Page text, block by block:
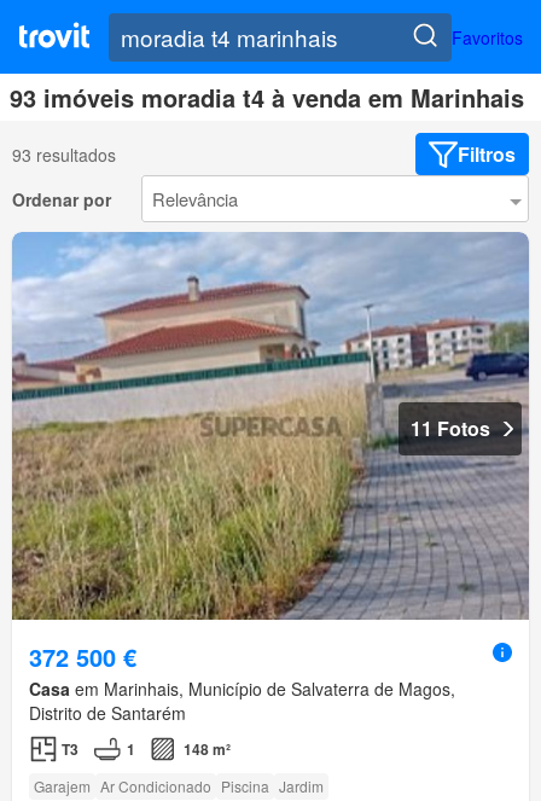
Favoritos
93 imóveis moradia t4 à venda em Marinhais
93 resultados Filtros
Ordenar por
11 Fotos
372 500 €
Casa em Marinhais, Município de Salvaterra de Magos,
Distrito de Santarém
T3 1 148 m²
Garajem Ar Condicionado Piscina Jardim